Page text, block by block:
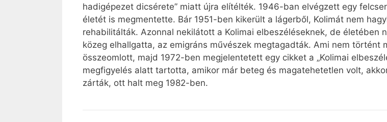
hadigépezet dicsérete” miatt újra elítélték. 1946-ban elvégzett egy
életét is megmentette. Bár 1951-ben kikerült a lágerből, Kolimát nem
rehabilitálták. Azonnal nekilátott a Kolimai elbeszéléseknek, de életében
közeg elhallgatta, az emigráns művészek megtagadták. Ami nem
összeomlott, majd 1972-ben megjelentetett egy cikket a „Kolimai
megfigyelés alatt tartotta, amikor már beteg és magatehetetlen volt,
zárták, ott halt meg 1982-ben.